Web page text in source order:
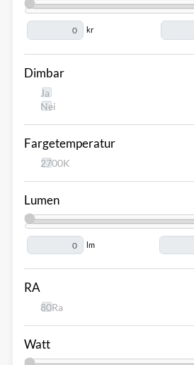
kr
Dimbar
Ja
Nei
Fargetemperatur
2700K
Lumen
lm
RA
80Ra
Watt